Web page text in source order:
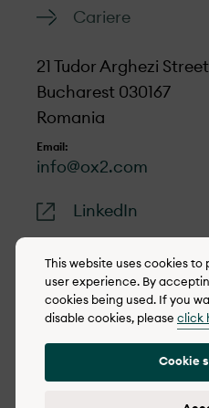
Cariere
21 Tudor Arghezi
Bucharest 030167
Romania
Email:
info@ox2.com
LinkedIn
© 2022-2026 OX2
Politica de cookie-uri
This website uses cookies to
user experience. By
cookies being used. If you
disable cookies, please click
Cookie